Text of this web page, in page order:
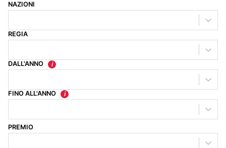
NAZIONI
REGIA
DALL'ANNO
FINO ALL'ANNO
PREMIO